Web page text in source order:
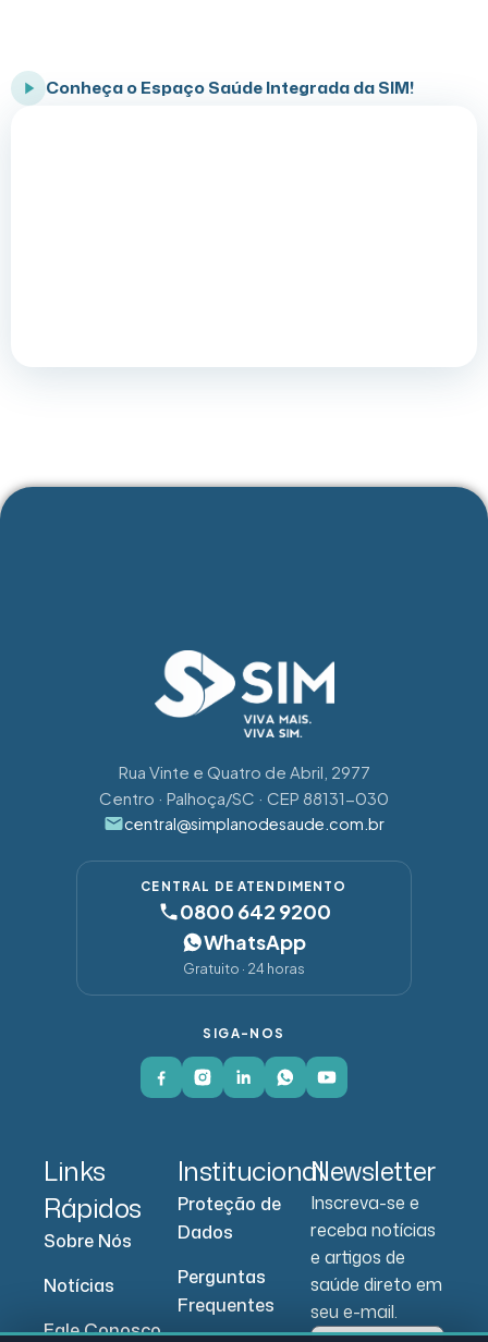
Conheça o Espaço Saúde Integrada da SIM!
Rua Vinte e Quatro de Abril, 2977
Centro · Palhoça/SC · CEP 88131-030
central@simplanodesaude.com.br
CENTRAL DE ATENDIMENTO
0800 642 9200
WhatsApp
Gratuito · 24 horas
SIGA-NOS
Links
Rápidos
Sobre Nós
Notícias
Fale Conosco
Institucional
Proteção de
Dados
Perguntas
Frequentes
Newsletter
Inscreva-se e
receba notícias
e artigos de
saúde direto em
seu e-mail.